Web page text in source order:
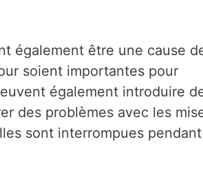
également être une cause
soient importantes pour
également introduire
des problèmes avec les
sont interrompues